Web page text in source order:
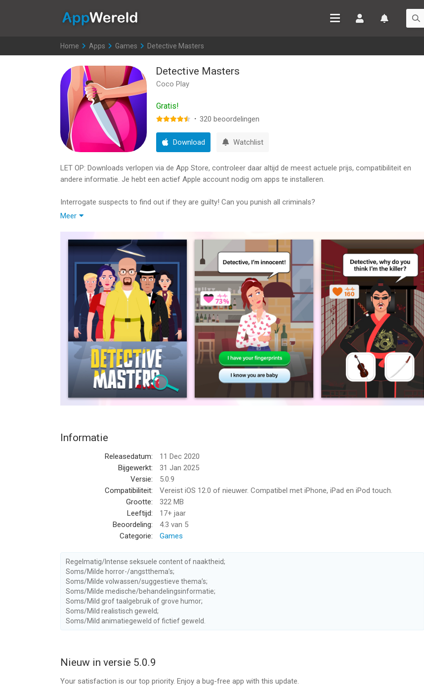
Home >
Apps >
Games >
Detective Masters
Detective Masters
Coco Play
Gratis!
· 320 beoordelingen
Download Watchlist
LET OP: Downloads verlopen via de App Store, controleer daar altijd de meest actuele prijs, compatibiliteit en
andere informatie. Je hebt een actief Apple account nodig om apps te installeren.
Interrogate suspects to find out if they are guilty! Can you punish all criminals?
your city. Incoming!
Evil characters from famous tv shows, and more are up to no good and it’s your job to get even those bad guys
out of your city. You gotta hustle! There are daily crimes to solve and cases to crack on these streets!
To opt out of CrazyLabs sales of personal information as a California resident, please visit the settings page
within this app. For more information visit our privacy policy: https://crazylabs.com/app
Detective Masters van Coco Play is een app voor iPhone, iPad en iPod touch met iOS versie 12.0 of hoger,
geschikt bevonden voor gebruikers met leeftijden vanaf17 jaar.
Informatie voor Detective Mastersis het laatst vergeleken op 8 Aug om 15:07.
Meer
Informatie
Releasedatum:
11 Dec 2020
Bijgewerkt:
31 Jan 2025
Versie:
5.0.9
Compatibiliteit:
Vereist iOS 12.0 of nieuwer. Compatibel met iPhone, iPad en iPod touch.
Grootte:
322 MB
Leeftijd:
17+ jaar
Beoordeling:
4.3 van 5
Categorie:
Games
Regelmatig/Intense seksuele content of naaktheid;
Soms/Milde horror-/angstthema’s;
Soms/Milde volwassen/suggestieve thema’s;
Soms/Milde medische/behandelingsinformatie;
Soms/Mild grof taalgebruik of grove humor;
Soms/Mild realistisch geweld;
Soms/Mild animatiegeweld of fictief geweld.
Nieuw in versie 5.0.9
Your satisfaction is our top priority. Enjoy a bug-free app with this update.